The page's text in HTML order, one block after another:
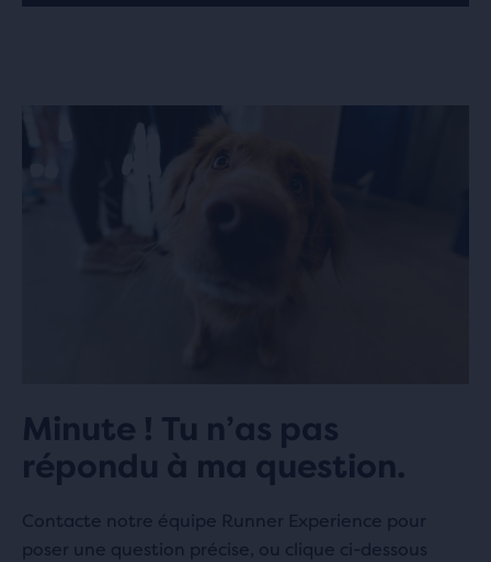
Minute ! Tu n’as pas
répondu à ma question.
Contacte notre équipe Runner Experience pour
poser une question précise, ou clique ci-dessous